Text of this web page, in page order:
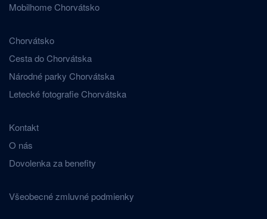
Mobilhome Chorvátsko
Chorvátsko
Cesta do Chorvátska
Národné parky Chorvátska
Letecké fotografie Chorvátska
Kontakt
O nás
Dovolenka za benefity
Všeobecné zmluvné podmienky